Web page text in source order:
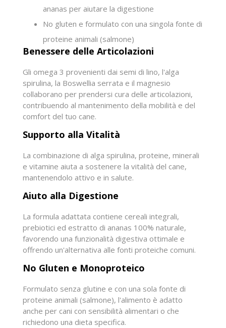
ananas per aiutare la digestione
No gluten e formulato con una singola fonte di
proteine animali (salmone)
Benessere delle Articolazioni
Gli omega 3 provenienti dai semi di lino, l'alga
spirulina, la Boswellia serrata e il magnesio
collaborano per prendersi cura delle articolazioni,
contribuendo al mantenimento della mobilità e del
comfort del tuo cane.
Supporto alla Vitalità
La combinazione di alga spirulina, proteine, minerali
e vitamine aiuta a sostenere la vitalità del cane,
mantenendolo attivo e in salute.
Aiuto alla Digestione
La formula adattata contiene cereali integrali,
prebiotici ed estratto di ananas 100% naturale,
favorendo una funzionalità digestiva ottimale e
offrendo un'alternativa alle fonti proteiche comuni.
No Gluten e Monoproteico
Formulato senza glutine e con una sola fonte di
proteine animali (salmone), l'alimento è adatto
anche per cani con sensibilità alimentari o che
richiedono una dieta specifica.